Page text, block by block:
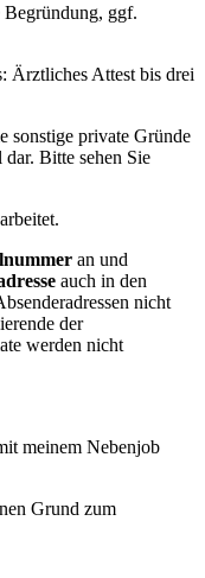
ggf.
Ärztliches Attest bis drei
sonstige private Gründe
Bitte sehen Sie
an und
auch in den
nicht
der
werden nicht
meinem Nebenjob
Grund zum